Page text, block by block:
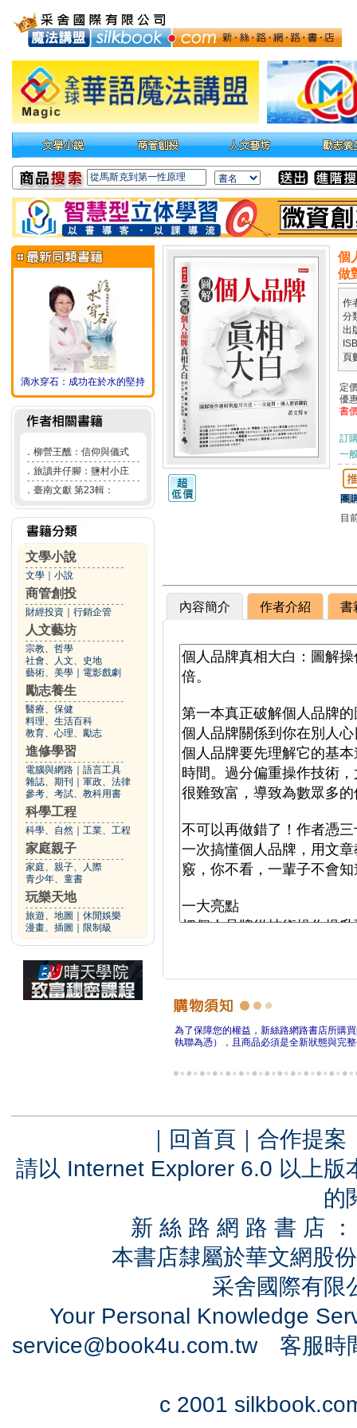
滴水穿石：成功在於水的堅持
． 柳營王醮：信仰與儀式
． 旅讀井仔腳：鹽村小庄
． 臺南文獻 第23輯：
文學小說
文學 小說
商管創投
財經投資 行銷企管
人文藝坊
宗教、哲學
社會、人文、史地
藝術、美學
電影戲劇
勵志養生
醫療、保健
料理、生活百科
教育、心理、勵志
進修學習
電腦與網路
語言工具
雜誌、期刊
軍政、法律
參考、考試、教科用書
科學工程
科學、自然 工業、工程
家庭親子
家庭、親子、人際
青少年、童書
玩樂天地
旅遊、地圖
休閒娛樂
漫畫、插圖
限制級
個
做
作
分
出
頁
定
優
書
訂
一
團
目
內容簡介 作者介紹 書
為了保障您的權益，新絲路網路書店所購
執聯為憑），且商品必須是全新狀態與完
｜ 回首頁 ｜ 合作提案
請以 Internet Explorer 6.0 以上
的
新 絲 路 網 路 書 店
本書店隸屬於華文網股
采舍國際有
Your Personal Knowledge
service@book4u.com.tw客服時
c 2001